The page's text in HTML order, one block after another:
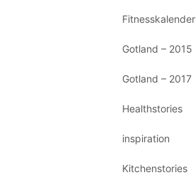
Fitnesskalender
Gotland – 2015
Gotland – 2017
Healthstories
inspiration
Kitchenstories